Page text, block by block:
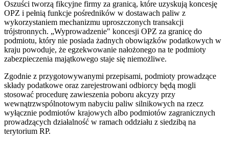
Oszuści tworzą fikcyjne firmy za granicą, które uzyskują koncesję
OPZ i pełnią funkcje pośredników w dostawach paliw z
wykorzystaniem mechanizmu uproszczonych transakcji
trójstronnych. „Wyprowadzenie" koncesji OPZ za granicę do
podmiotu, który nie posiada żadnych obowiązków podatkowych w
kraju powoduje, że egzekwowanie nałożonego na te podmioty
zabezpieczenia majątkowego staje się niemożliwe.
Zgodnie z przygotowywanymi przepisami, podmioty prowadzące
składy podatkowe oraz zarejestrowani odbiorcy będą mogli
stosować procedurę zawieszenia poboru akcyzy przy
wewnątrzwspólnotowym nabyciu paliw silnikowych na rzecz
wyłącznie podmiotów krajowych albo podmiotów zagranicznych
prowadzących działalność w ramach oddziału z siedzibą na
terytorium RP.